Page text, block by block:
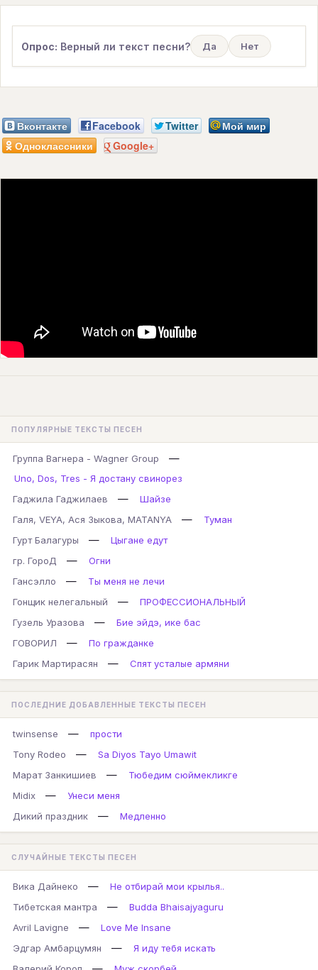
Опрос: Верный ли текст песни? Да Нет
Вконтакте Facebook Twitter
Мой мир
Одноклассники
Google+
ПОПУЛЯРНЫЕ ТЕКСТЫ ПЕСЕН
Группа Вагнера - Wagner Group —
Uno, Dos, Tres - Я достану свинорез
Гаджила Гаджилаев
—
Шайзе
Галя, VEYA, Ася Зыкова, MATANYA
—
Туман
Гурт Балагуры
—
Цыгане едут
гр. ГороД
—
Огни
Гансэлло
—
Ты меня не лечи
Гонщик нелегальный
—
ПРОФЕССИОНАЛЬНЫЙ
Гузель Уразова
—
Бие эйдэ, ике бас
ГОВОРИЛ
—
По гражданке
Гарик Мартирасян
— Спят усталые армяни
ПОСЛЕДНИЕ ДОБАВЛЕННЫЕ ТЕКСТЫ ПЕСЕН
twinsense —
прости
Tony Rodeo
—
Sa Diyos Tayo Umawit
Марат Занкишиев
—
Тюбедим сюймекликге
Midix
—
Унеси меня
Дикий праздник
— Медленно
СЛУЧАЙНЫЕ ТЕКСТЫ ПЕСЕН
Вика Дайнеко —
Не отбирай мои крылья..
Тибетская мантра
—
Budda Bhaisajyaguru
Avril Lavigne
—
Love Me Insane
Эдгар Амбарцумян
—
Я иду тебя искать